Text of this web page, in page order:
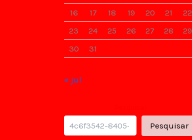
16
17 18 19 20 21
22
23
24 25 26 27 28
29
30
31
« jul
Pesquisar